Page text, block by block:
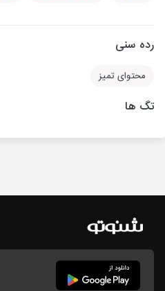
رده سنی
محتوای تمیز
تگ ها